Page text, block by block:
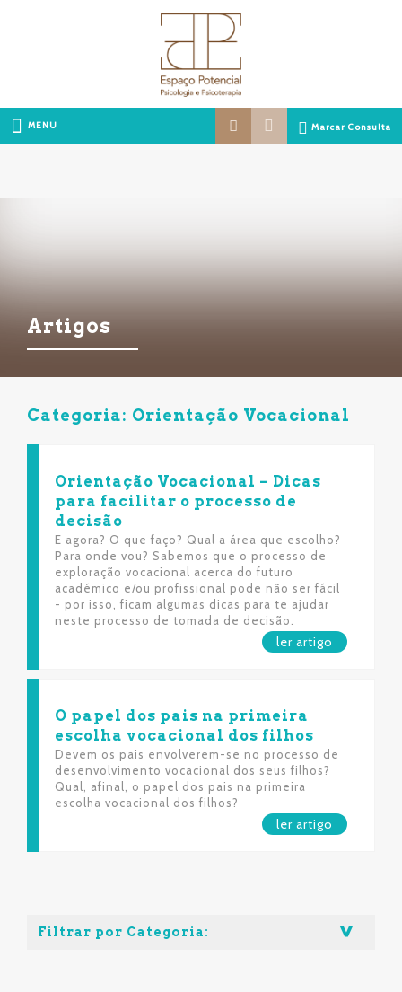
MENU Marcar Consulta
Artigos
Categoria: Orientação Vocacional
Orientação Vocacional – Dicas
para facilitar o processo de
decisão
E agora? O que faço? Qual a área que escolho?
Para onde vou? Sabemos que o processo de
exploração vocacional acerca do futuro
académico e/ou profissional pode não ser fácil
- por isso, ficam algumas dicas para te ajudar
neste processo de tomada de decisão.
ler artigo
O papel dos pais na primeira
escolha vocacional dos filhos
Devem os pais envolverem-se no processo de
desenvolvimento vocacional dos seus filhos?
Qual, afinal, o papel dos pais na primeira
escolha vocacional dos filhos?
ler artigo
Filtrar por Categoria: